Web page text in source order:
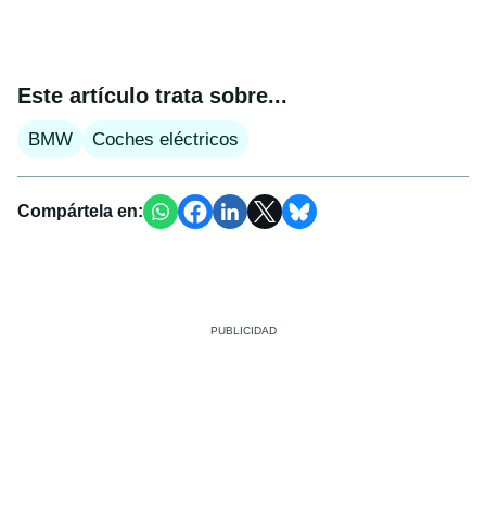
Este artículo trata sobre...
BMW Coches eléctricos
Compártela en: